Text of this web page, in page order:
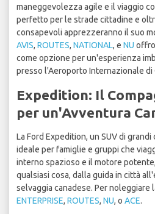
maneggevolezza agile e il viaggio
perfetto per le strade cittadine e
consapevoli apprezzeranno il suo
AVIS, ROUTES, NATIONAL, e NU
come opzione per un'esperienza
presso l'Aeroporto Internazionale di
Expedition: Il
per un'Avventura
La Ford Expedition, un SUV di
ideale per famiglie e gruppi che
interno spazioso e il motore
qualsiasi cosa, dalla guida in città
selvaggia canadese. Per noleggiare
ENTERPRISE, ROUTES, NU, o ACE.